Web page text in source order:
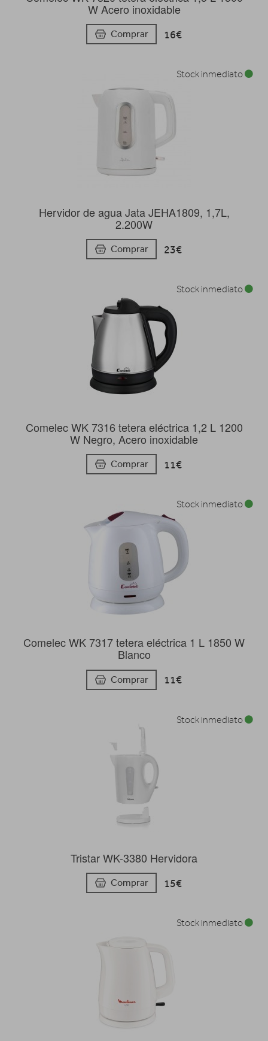
W Acero inoxidable
Comprar 16€
Hervidor de agua Jata JEHA1809, 1,7L,
2.200W
Comprar 23€
Stock inmediato
Comelec WK 7316 tetera eléctrica 1,2 L 1200
W Negro, Acero inoxidable
Comprar 11€
Stock inmediato
Comelec WK 7317 tetera eléctrica 1 L 1850 W
Blanco
Comprar 11€
Stock inmediato
Tristar WK-3380 Hervidora
Comprar 15€
Stock inmediato
Stock inmediato